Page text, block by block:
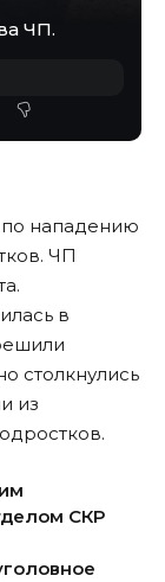
ЧП.
нападению
ЧП
в
столкнулись
из
СКР